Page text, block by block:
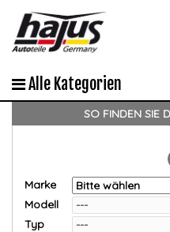
Alle Kategorien
SO FINDEN SIE
Marke
Modell
Typ